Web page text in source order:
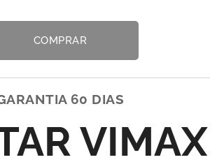
COMPRAR
60 DIAS
VIMAX